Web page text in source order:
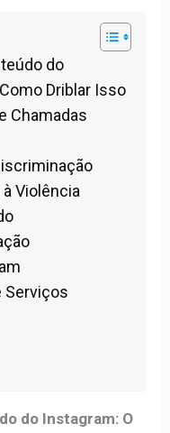
do
Driblar Isso
Chamadas
Violência
Serviços
do Instagram: O